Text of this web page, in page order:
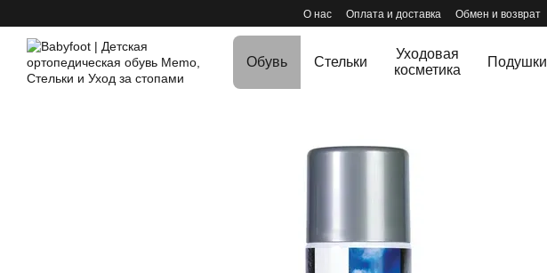
О нас Оплата и доставка Обмен и возврат
Обувь Стельки
Уходовая
косметика
Подушки